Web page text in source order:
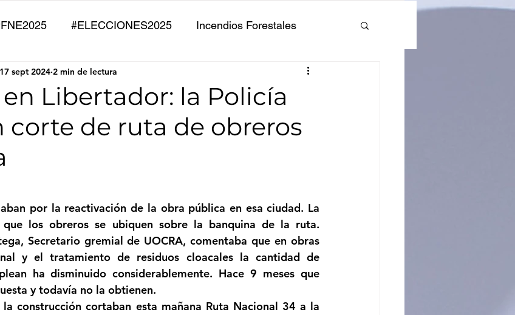
#ELECCIONES2025 Incendios Forestales
Jujuy País
Entrevistas Historias Economía Politica
Categoría sin título Cultura
Libertador: la Policía
corte de ruta de obreros
17 sept 2024 2 min de lectura
por la reactivación de la obra pública en esa ciudad. La
los obreros se ubiquen sobre la banquina de la ruta.
Secretario gremial de UOCRA, comentaba que en obras
y el tratamiento de residuos cloacales la cantidad de
ha disminuido considerablemente. Hace 9 meses que
y todavía no la obtienen.
construcción cortaban esta mañana Ruta Nacional 34 a la